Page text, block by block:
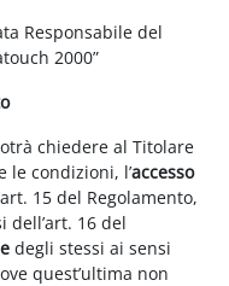
Responsabile del
2000”
chiedere al Titolare
condizioni, l’accesso
15 del Regolamento,
dell’art. 16 del
degli stessi ai sensi
quest’ultima non